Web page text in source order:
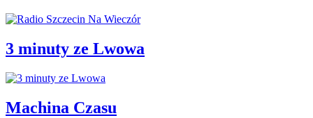
3 minuty ze Lwowa
Machina Czasu